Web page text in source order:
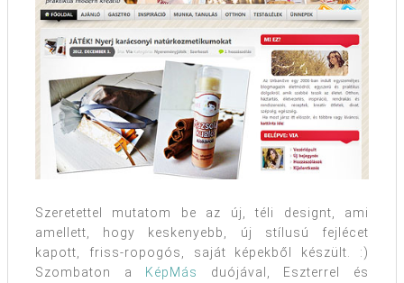
Szeretettel mutatom be az új, téli designt, ami
amellett, hogy keskenyebb, új stílusú fejlécet
kapott, friss-ropogós, saját képekből készült. :)
Szombaton a
KépMás
duójával, Eszterrel és